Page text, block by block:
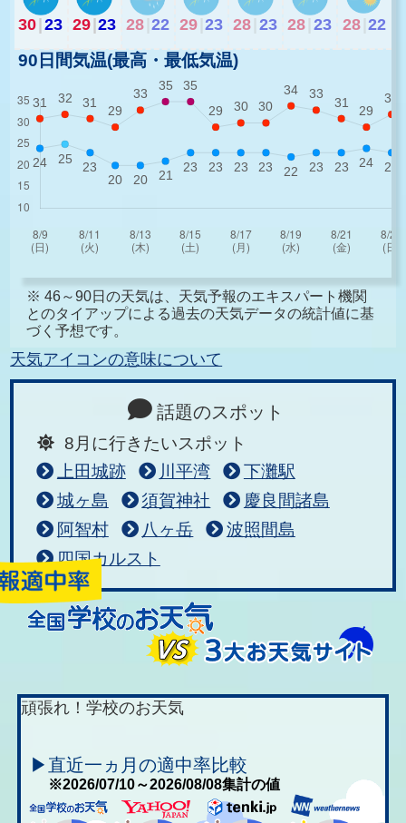
30|23 29|23 28 22 29 23 28 23 28 23 28 22
90日間気温(最高・最低気温)
※ 46～90日の天気は、天気予報のエキスパート機関
とのタイアップによる過去の天気データの統計値に基
づく予想です。
天気アイコンの意味について
話題のスポット
8月に行きたいスポット
上田城跡
川平湾
下灘駅
城ヶ島
須賀神社
慶良間諸島
阿智村
八ヶ岳
波照間島
四国カルスト
頑張れ！学校のお天気
▶直近一ヵ月の適中率比較
※2026/07/10～2026/08/08集計の値